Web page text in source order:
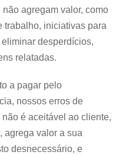
agregam valor, como
trabalho, iniciativas para
desperdícios,
relatadas.
a pagar pelo
nossos erros de
é aceitável ao cliente,
agrega valor a sua
desnecessário, e